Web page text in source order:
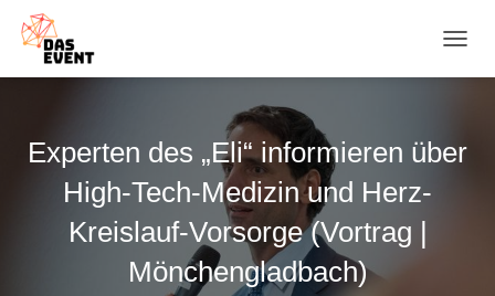
A
A
Experten des „Eli“ informieren über
High-Tech-Medizin und Herz-
Kreislauf-Vorsorge (Vortrag |
Mönchengladbach)